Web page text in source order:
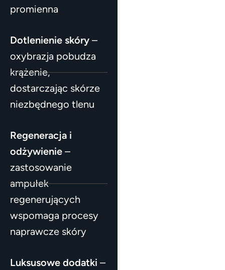
promienna
Dotlenienie skóry –
oxybrazja pobudza
krążenie,
dostarczając skórze
niezbędnego tlenu
Regeneracja i
odżywienie –
zastosowanie
ampułek
regenerujących
wspomaga procesy
naprawcze skóry
Luksusowe dodatki –